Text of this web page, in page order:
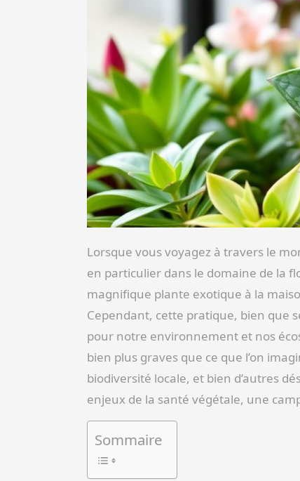
Lorsque vous voyagez à travers le
en particulier dans le domaine de la
magnifique plante exotique à la
Cependant, cette pratique, bien que
pour notre environnement et nos
bien plus graves que ce que l’on
biodiversité locale, et bien d’autres
enjeux de la santé végétale, une
Sommaire